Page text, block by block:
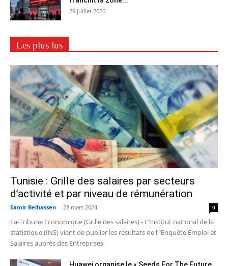
29 juillet 2026
Les plus lus
Tunisie : Grille des salaires par secteurs
d’activité et par niveau de rémunération
Samir Belhassen - 28 mars 2024 0
La-Tribune Economique (Grille des salaires) - L’Institut national de la
statistique (INS) vient de publier les résultats de l’"Enquête Emploi et
Salaires auprès des Entreprises